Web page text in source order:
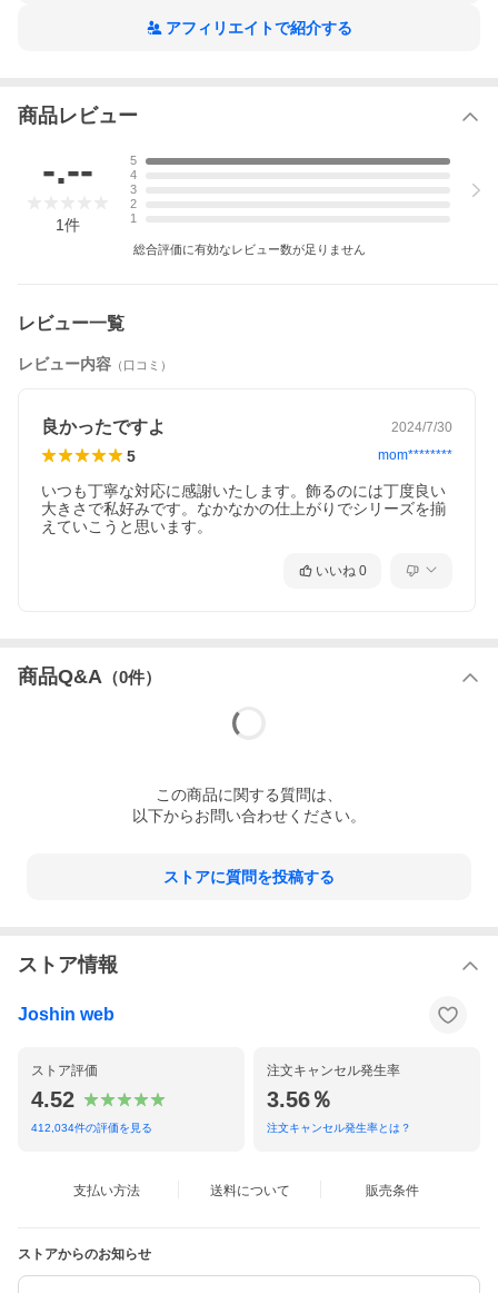
アフィリエイトで紹介する
商品レビュー
-.--
1件
5
4
3
2
1
総合評価に有効なレビュー数が足りません
レビュー一覧
レビュー内容 （口コミ）
良かったですよ 2024/7/30
5 mom********
いつも丁寧な対応に感謝いたします。飾るのには丁度良い
大きさで私好みです。なかなかの仕上がりでシリーズを揃
えていこうと思います。
いいね 0
商品Q&A （0件）
この商品に関する質問は、
以下からお問い合わせください。
ストアに質問を投稿する
ストア情報
Joshin web
ストア評価
4.52
412,034件の評価を見る
注文キャンセル発生率
3.56％
注文キャンセル発生率とは？
支払い方法 送料について 販売条件
ストアからのお知らせ